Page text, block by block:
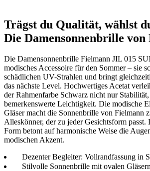
Trägst du Qualität, wählst
Die Damensonnenbrille von
Die Damensonnenbrille Fielmann JIL 015
modisches Accessoire für den Sommer – sie
schädlichen UV-Strahlen und bringt
das nächste Level. Hochwertiges Acetat
der Rahmenfarbe Schwarz nicht nur
bemerkenswerte Leichtigkeit. Die modische
Gläser macht die Sonnenbrille von Fielmann
Alleskönner, der zu jeder Gesichtsform passt.
Form betont auf harmonische Weise die
modischen Akzent.
Dezenter Begleiter: Vollrandfassung in
Stilvolle Sonnenbrille mit ovalen